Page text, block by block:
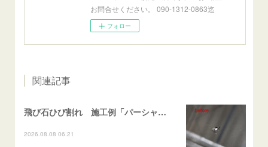
お問合せください。 090-1312-0863迄
フォロー
関連記事
飛び石ひび割れ 施工例「パーシャル系・衝撃点範囲ハマカケ」エスティマ
2026.08.08 06:21